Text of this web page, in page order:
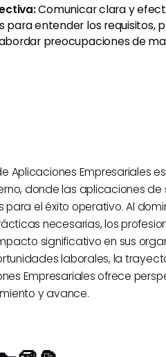
Comunicar clara y
para entender los requisitos,
preocupaciones de
Aplicaciones Empresariales
donde las aplicaciones
para el éxito operativo. Al
necesarias, los
significativo en sus
laborales, la
Empresariales ofrece
y avance.